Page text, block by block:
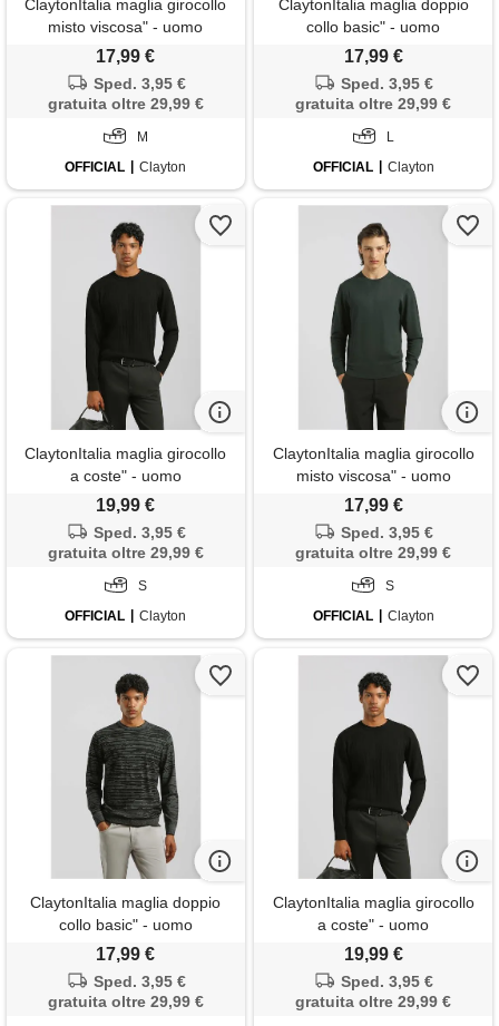
ClaytonItalia maglia girocollo
misto viscosa" - uomo
17,99 €
Sped. 3,95 €
gratuita oltre 29,99 €
M
OFFICIAL
Clayton
ClaytonItalia maglia doppio
collo basic" - uomo
17,99 €
Sped. 3,95 €
gratuita oltre 29,99 €
L
OFFICIAL
Clayton
ClaytonItalia maglia girocollo
a coste" - uomo
19,99 €
Sped. 3,95 €
gratuita oltre 29,99 €
S
OFFICIAL
Clayton
ClaytonItalia maglia girocollo
misto viscosa" - uomo
17,99 €
Sped. 3,95 €
gratuita oltre 29,99 €
S
OFFICIAL
Clayton
ClaytonItalia maglia doppio
collo basic" - uomo
17,99 €
Sped. 3,95 €
gratuita oltre 29,99 €
ClaytonItalia maglia girocollo
a coste" - uomo
19,99 €
Sped. 3,95 €
gratuita oltre 29,99 €